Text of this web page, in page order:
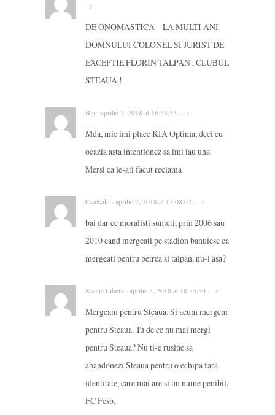
→
DE ONOMASTICA – LA MULTI ANI
DOMNULUI COLONEL SI JURIST DE
EXCEPTIE FLORIN TALPAN , CLUBUL
STEAUA !
Bla · aprilie 2, 2018 at 16:53:33 · →
Mda, mie imi place KIA Optima, deci cu
ocazia asta intentionez sa imi iau una.
Mersi ca le-ati facut reclama
CsaKaki · aprilie 2, 2018 at 17:08:02 · →
bai dar ce moralisti sunteti, prin 2006 sau
2010 cand mergeati pe stadion banuiesc ca
mergeati pentru petrea si talpan, nu-i asa?
Steaua Libera · aprilie 2, 2018 at 18:55:50 · →
Mergeam pentru Steaua. Si acum mergem
pentru Steaua. Tu de ce nu mai mergi
pentru Steaua? Nu ti-e rusine sa
abandonezi Steaua pentru o echipa fara
identitate, care mai are si un nume penibil,
FC Fcsb.